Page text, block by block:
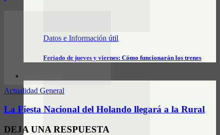
Datos e Información útil
Feriado de jueves y viernes: Cómo funcionarán los trenes
Actualidad General
La Fiesta Nacional del Holando llegará a la Rural
DEJA UNA RESPUESTA